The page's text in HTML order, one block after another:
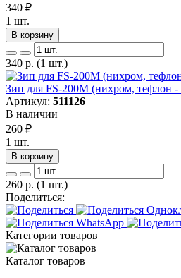
340 ₽
1 шт.
В корзину
340 р. (1 шт.)
Зип для FS-200M (нихром, тефлон
Артикул: 511126
В наличии
260 ₽
1 шт.
В корзину
260 р. (1 шт.)
Поделиться:
Категории товаров
Каталог товаров